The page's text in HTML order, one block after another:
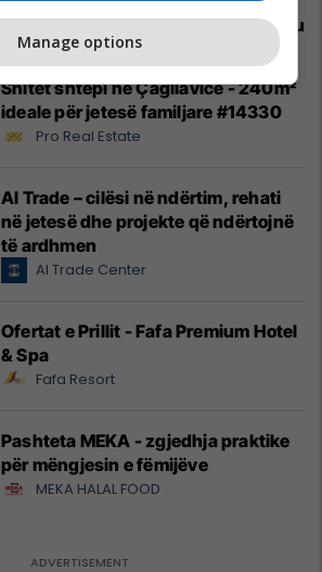
Reklamo këtu
Shitet shtëpi në Çagllavicë - 240m²
ideale për jetesë familjare #14330
Pro Real Estate
Al Trade – cilësi në ndërtim, rehati
në jetesë dhe projekte që ndërtojnë
të ardhmen
Al Trade Center
Ofertat e Prillit - Fafa Premium Hotel
& Spa
Fafa Resort
Pashteta MEKA - zgjedhja praktike
për mëngjesin e fëmijëve
MEKA HALAL FOOD
Manage options